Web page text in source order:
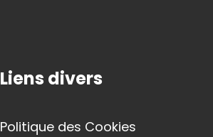
Liens divers
Politique des Cookies